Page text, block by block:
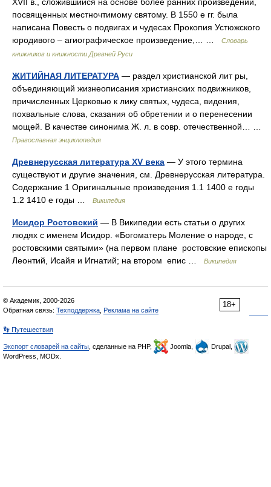
посвященных местночтимому святому. В 1550 е гг. была
написана Повесть о подвигах и чудесах Прокопия Устюжского
юродивого – агиографическое произведение,… …
Словарь
книжников и книжности Древней Руси
ЖИТИЙНАЯ ЛИТЕРАТУРА — раздел христианской лит ры,
объединяющий жизнеописания христианских подвижников,
причисленных Церковью к лику святых, чудеса, видения,
похвальные слова, сказания об обретении и о перенесении
мощей. В качестве синонима Ж. л. в совр. отечественной… …
Православная энциклопедия
Древнерусская литература XV века — У этого термина
существуют и другие значения, см. Древнерусская литература.
Содержание 1 Оригинальные произведения 1.1 1400 е годы
1.2 1410 е годы …
Википедия
Исидор Ростовский — В Википедии есть статьи о других
людях с именем Исидор. «Богоматерь Моление о народе, с
ростовскими святыми» (на первом плане ростовские епископы
Леонтий, Исайя и Игнатий; на втором епис …
Википедия
18+
© Академик, 2000-2026
Обратная связь: Техподдержка Реклама на сайте
👣 Путешествия
Экспорт словарей на сайты , сделанные на PHP, Joomla,
Drupal,
WordPress, MODx.